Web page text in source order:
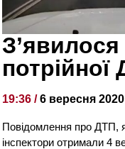
19:36 /6 вересня 2020
Повідомлення про ДТП,
інспектори отримали 4